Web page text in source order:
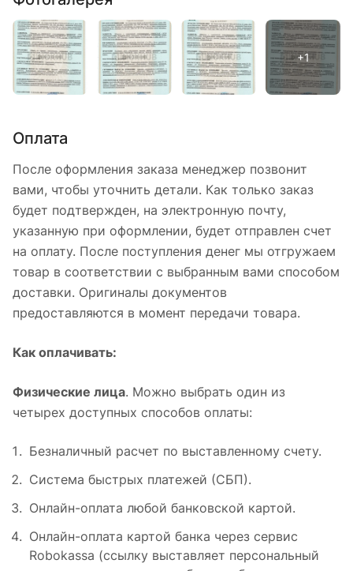
Оплата
После оформления заказа менеджер позвонит
вами, чтобы уточнить детали. Как только заказ
будет подтвержден, на электронную почту,
указанную при оформлении, будет отправлен счет
на оплату. После поступления денег мы отгружаем
товар в соответствии с выбранным вами способом
доставки. Оригиналы документов
предоставляются в момент передачи товара.
Как оплачивать:
Физические лица. Можно выбрать один из
четырех доступных способов оплаты:
Безналичный расчет по выставленному счету.
Система быстрых платежей (СБП).
Онлайн-оплата любой банковской картой.
Онлайн-оплата картой банка через сервис
Robokassa (ссылку выставляет персональный